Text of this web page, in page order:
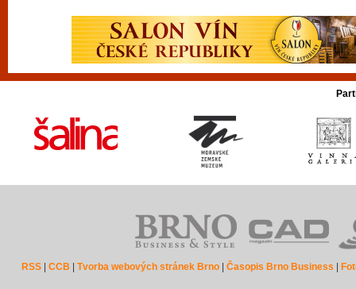
RSS |CCB |Tvorba webových stránek Brno |Časopis Brno Business